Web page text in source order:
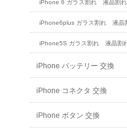
iPhone 6 ガラス割れ 液晶割れ
iPhone6plus ガラス割れ 液晶
iPhone5S ガラス割れ 液晶割
iPhone バッテリー 交換
iPhone コネクタ 交換
iPhone ボタン 交換